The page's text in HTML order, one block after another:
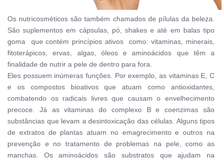
Os nutricosméticos são também chamados de pílulas da beleza.
São suplementos em cápsulas, pó, shakes e até em balas tipo
goma que contém princípios ativos como: vitaminas, minerais,
fitoterápicos, ervas, algas, óleos e aminoácidos que têm a
finalidade de nutrir a pele de dentro para fora.
Eles possuem inúmeras funções. Por exemplo, as vitaminas E, C
e os compostos bioativos que atuam como antioxidantes,
combatendo os radicais livres que causam o envelhecimento
precoce. Já as vitaminas do complexo B e coenzimas são
substâncias que levam a desintoxicação das células. Alguns tipos
de extratos de plantas atuam no emagrecimento e outros na
prevenção e no tratamento de problemas na pele, como as
manchas. Os aminoácidos são substratos que ajudam na